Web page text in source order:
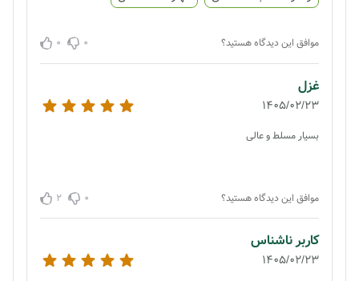
موافق این دیدگاه هستید؟ 0
0
غزل
1405/02/23
بسیار مسلط و عالی
موافق این دیدگاه هستید؟ 0
2
کاربر ناشناس
1405/02/23